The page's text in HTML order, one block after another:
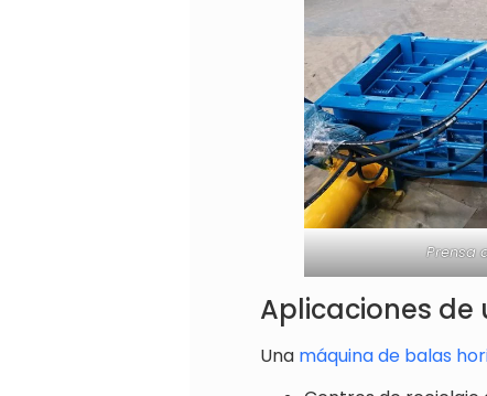
Prensa
Aplicaciones
Una máquina de balas